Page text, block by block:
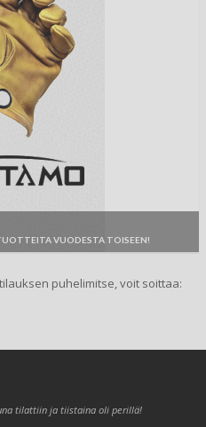
VUODESTA TOISEEN!
puhelimitse, voit soittaa:
tilattiin ja tiistaina oli perillä!